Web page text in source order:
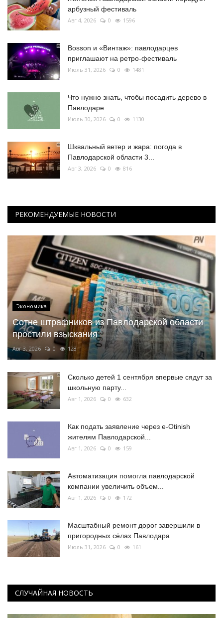
арбузный фестиваль
Авг 4, 2026 0 1596
Bosson и «Винтаж»: павлодарцев
приглашают на ретро-фестиваль
Июль 31, 2026 0 1481
Что нужно знать, чтобы посадить дерево в
Павлодаре
Июль 30, 2026 0 1130
Шквальный ветер и жара: погода в
Павлодарской области 3...
Авг 3, 2026 0 816
РЕКОМЕНДУЕМЫЕ НОВОСТИ
Экономика
Сотне штрафников из Павлодарской области
простили взыскания
Авг 3, 2026 0 128
Сколько детей 1 сентября впервые сядут за
школьную парту...
Авг 1, 2026 0 632
Как подать заявление через e-Otinish
жителям Павлодарской...
Авг 1, 2026 0 159
Автоматизация помогла павлодарской
компании увеличить объем...
Авг 1, 2026 0 172
Масштабный ремонт дорог завершили в
пригородных сёлах Павлодара
Июль 31, 2026 0 161
СЛУЧАЙНАЯ НОВОСТЬ